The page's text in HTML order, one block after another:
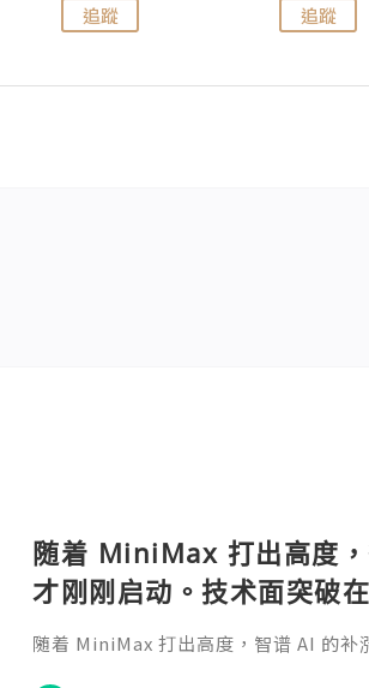
追蹤 追蹤
随着 MiniMax 打出高度
才刚刚启动。技术面突破
朗，目标先看 170，顺势
随着 MiniMax 打出高度，智谱 AI 的补